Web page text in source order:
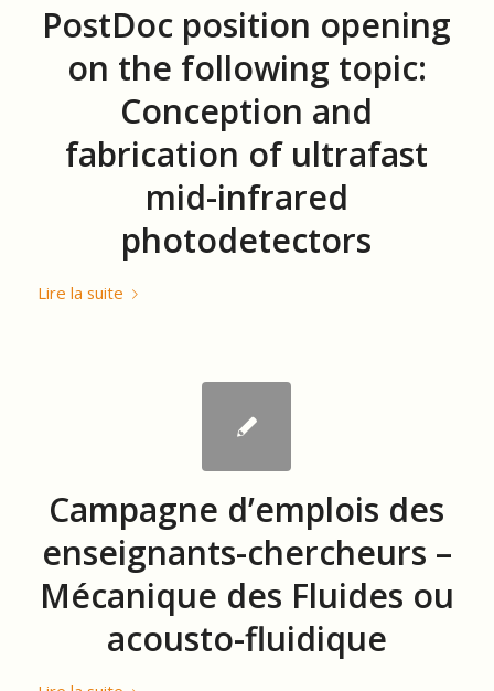
PostDoc position opening
on the following topic:
Conception and
fabrication of ultrafast
mid-infrared
photodetectors
Lire la suite
Campagne d’emplois des
enseignants-chercheurs –
Mécanique des Fluides ou
acousto-fluidique